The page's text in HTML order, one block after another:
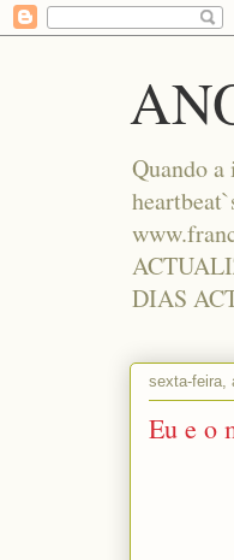
Quando
DIAS
sexta-feira,
Eu e o